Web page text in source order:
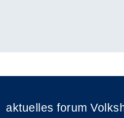
aktuelles forum